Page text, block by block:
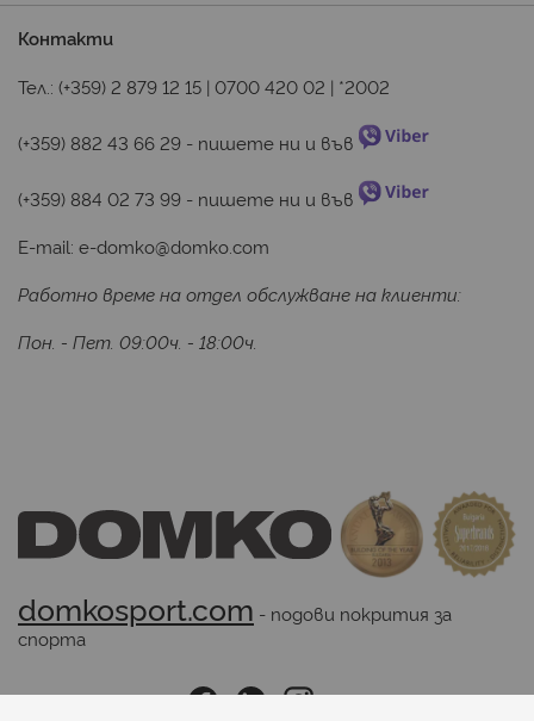
Контакти
Тел.: (+359) 2 879 12 15 | 0700 420 02 | *2002
(+359) 882 43 66 29 - пишете ни и във
(+359) 884 02 73 99 - пишете ни и във
E-mail: e-domko@domko.com
Работно време на отдел обслужване на клиенти:
Пон. - Пет. 09:00ч. - 18:00ч.
domkosport.com - подови покрития за
спорта
Последвайте ни: